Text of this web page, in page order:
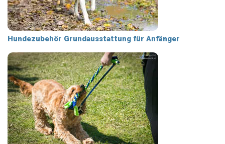
Hundezubehör Grundausstattung für Anfänger